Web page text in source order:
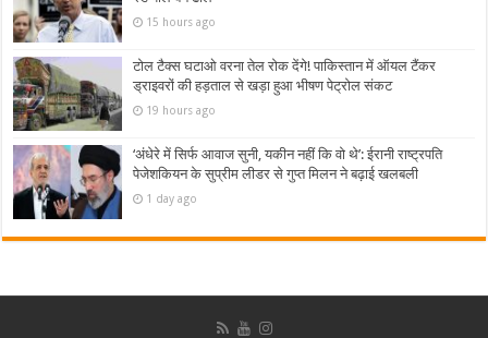
15 hours ago
टोल टैक्स घटाओ वरना तेल रोक देंगे! पाकिस्तान में ऑयल टैंकर
ड्राइवरों की हड़ताल से खड़ा हुआ भीषण पेट्रोल संकट
19 hours ago
‘अंधेरे में सिर्फ आवाज सुनी, यकीन नहीं कि वो थे’: ईरानी राष्ट्रपति
पेजेशकियन के सुप्रीम लीडर से गुप्त मिलन ने बढ़ाई खलबली
1 day ago